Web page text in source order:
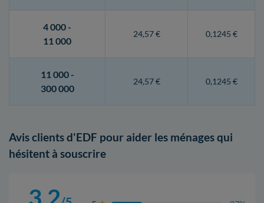
4 000 -
11 000
24,57 € 0,1245 €
11 000 -
300 000
24,57 € 0,1245 €
Avis clients d'EDF pour aider les ménages qui
hésitent à souscrire